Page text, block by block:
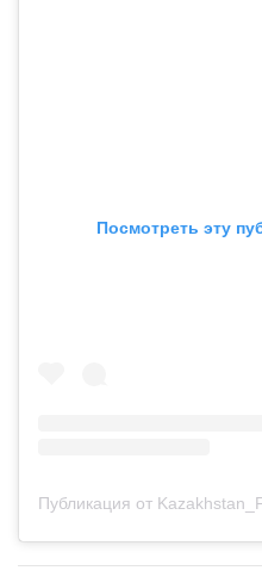
Посмотреть эту
Публикация от